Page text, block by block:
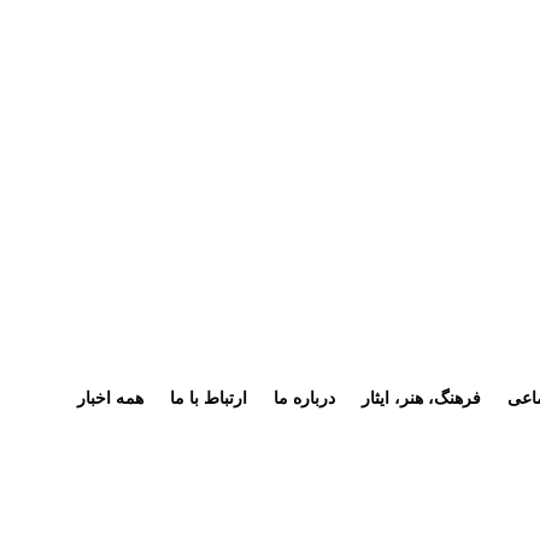
فرهنگ، هنر، ایثار درباره ما ارتباط با ما همه اخبار